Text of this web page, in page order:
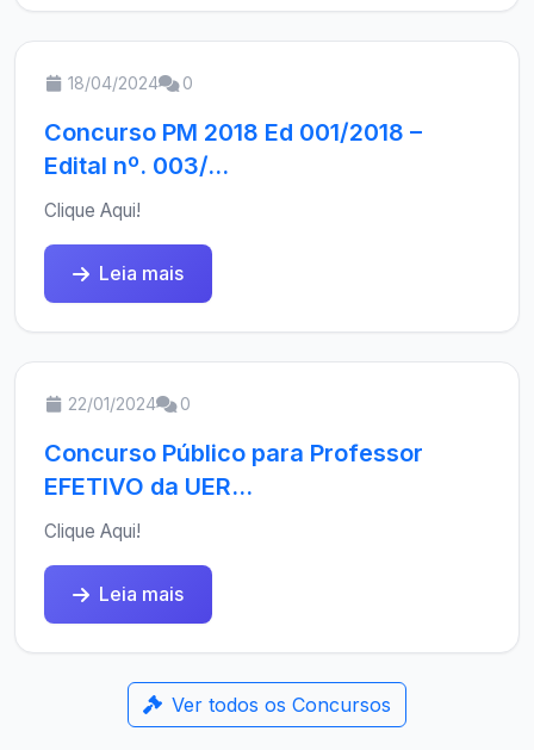
18/04/2024 0
Concurso PM 2018 Ed 001/2018 –
Edital nº. 003/...
Clique Aqui!
Leia mais
22/01/2024 0
Concurso Público para Professor
EFETIVO da UER...
Clique Aqui!
Leia mais
Ver todos os Concursos